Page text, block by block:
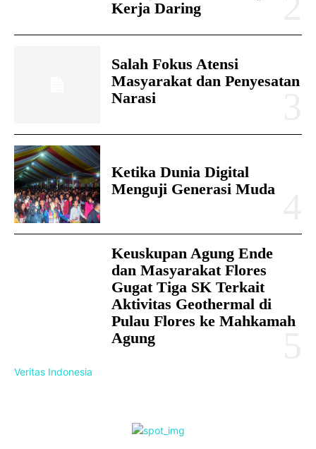
Kerja Daring
Salah Fokus Atensi
Masyarakat dan Penyesatan
Narasi
Ketika Dunia Digital
Menguji Generasi Muda
Keuskupan Agung Ende
dan Masyarakat Flores
Gugat Tiga SK Terkait
Aktivitas Geothermal di
Pulau Flores ke Mahkamah
Agung
Veritas Indonesia